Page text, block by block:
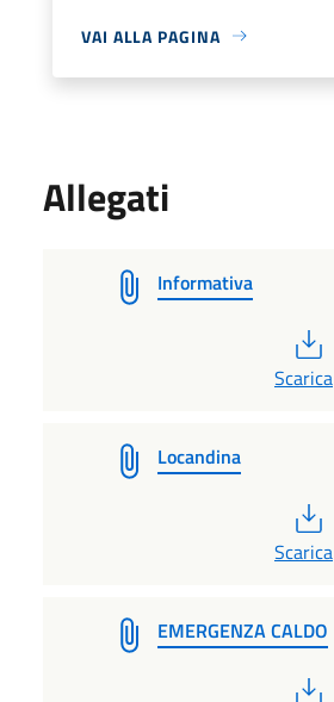
VAI ALLA PAGINA
Allegati
Informativa
Scarica
Locandina
Scarica
EMERGENZA CALDO